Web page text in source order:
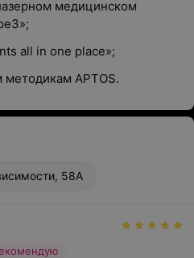
медицинском
all in one place»;
APTOS.
58А